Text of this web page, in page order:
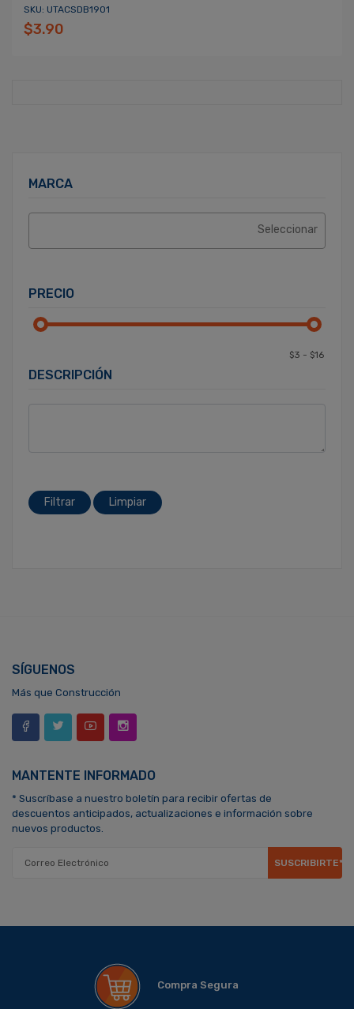
MARCA
PRECIO
DESCRIPCIÓN
Filtrar Limpiar
SKU: UTACSDB1901
$3.90
SÍGUENOS
Más que Construcción
MANTENTE INFORMADO
* Suscríbase a nuestro boletín para recibir ofertas de
descuentos anticipados, actualizaciones e información sobre
nuevos productos.
SUSCRIBIRTE*
Compra Segura